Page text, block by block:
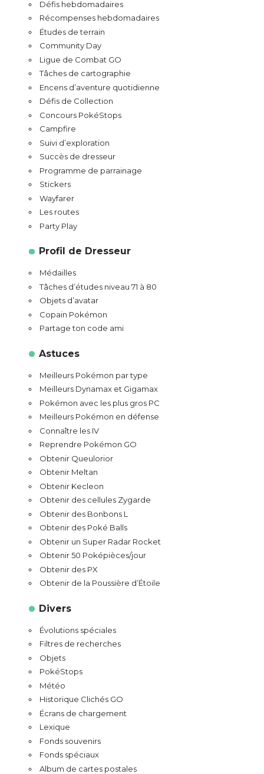
Défis hebdomadaires
Récompenses hebdomadaires
Études de terrain
Community Day
Ligue de Combat GO
Tâches de cartographie
Encens d’aventure quotidienne
Défis de Collection
Concours PokéStops
Campfire
Suivi d’exploration
Succès de dresseur
Programme de parrainage
Stickers
Wayfarer
Les routes
Party Play
Profil de Dresseur
Médailles
Tâches d’études niveau 71 à 80
Objets d’avatar
Copain Pokémon
Partage ton code ami
Astuces
Meilleurs Pokémon par type
Meilleurs Dynamax et Gigamax
Pokémon avec les plus gros PC
Meilleurs Pokémon en défense
Connaître les IV
Reprendre Pokémon GO
Obtenir Queulorior
Obtenir Meltan
Obtenir Kecleon
Obtenir des cellules Zygarde
Obtenir des Bonbons L
Obtenir des Poké Balls
Obtenir un Super Radar Rocket
Obtenir 50 Poképièces/jour
Obtenir des PX
Obtenir de la Poussière d’Étoile
Divers
Évolutions spéciales
Filtres de recherches
Objets
PokéStops
Météo
Historique Clichés GO
Écrans de chargement
Lexique
Fonds souvenirs
Fonds spéciaux
Album de cartes postales